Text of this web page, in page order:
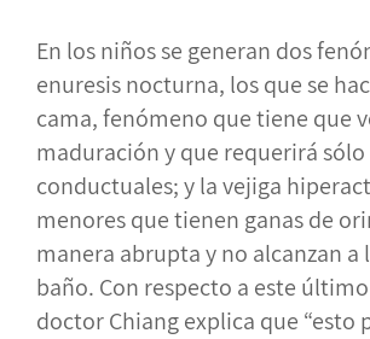
En los niños se generan dos
enuresis nocturna, los que se
cama, fenómeno que tiene que
maduración y que requerirá
conductuales; y la vejiga
menores que tienen ganas de
manera abrupta y no alcanzan a
baño. Con respecto a este
doctor Chiang explica que “esto